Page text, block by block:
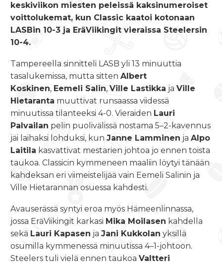
keskiviikon miesten peleissä kaksinumeroiset
voittolukemat, kun Classic kaatoi kotonaan
LASBin 10-3 ja EräViikingit vieraissa Steelersin
10-4.
Tampereella sinnitteli LASB yli 13 minuuttia
tasalukemissa, mutta sitten Albert
Koskinen, Eemeli Salin, Ville Lastikka ja Ville
Hietaranta muuttivat runsaassa viidessä
minuutissa tilanteeksi 4-0. Vieraiden Lauri
Palvailan pelin puolivälissä nostama 5–2-kavennus
jäi laihaksi lohduksi, kun Janne Lamminen ja Alpo
Laitila kasvattivat mestarien johtoa jo ennen toista
taukoa. Classicin kymmeneen maaliin löytyi tänään
kahdeksan eri viimeistelijää vain Eemeli Salinin ja
Ville Hietarannan osuessa kahdesti.
Avauserässä syntyi eroa myös Hämeenlinnassa,
jossa EräViikingit karkasi Mika Moilasen kahdella
sekä Lauri Kapasen ja Jani Kukkolan yksillä
osumilla kymmenessä minuutissa 4–1-johtoon.
Steelers tuli vielä ennen taukoa Valtteri